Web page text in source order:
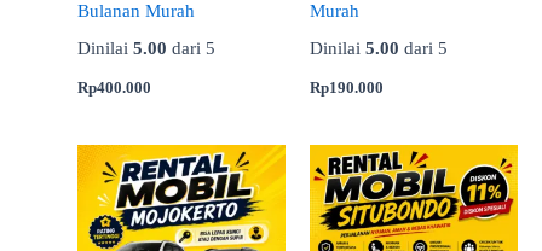
Bulanan Murah
Dinilai 5.00 dari 5
Rp400.000
Murah
Dinilai 5.00 dari 5
Rp190.000